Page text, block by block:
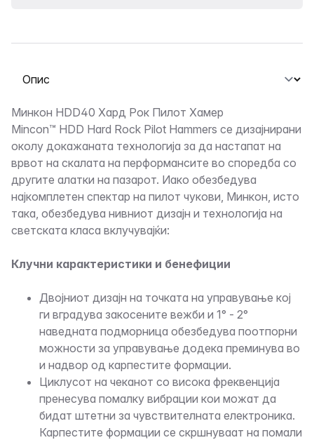
Изберете таб
Опис
Минкон HDD40 Хард Рок Пилот Хамер
Mincon™ HDD Hard Rock Pilot Hammers се дизајнирани
околу докажаната технологија за да настапат на
врвот на скалата на перформансите во споредба со
другите алатки на пазарот. Иако обезбедува
најкомплетен спектар на пилот чукови, Минкон, исто
така, обезбедува нивниот дизајн и технологија на
светската класа вклучувајќи:
Клучни карактеристики и бенефиции
Двојниот дизајн на точката на управување кој
ги вградува закосените вежби и 1° - 2°
наведната подморница обезбедува поотпорни
можности за управување додека преминува во
и надвор од карпестите формации.
Циклусот на чеканот со висока фреквенција
пренесува помалку вибрации кои можат да
бидат штетни за чувствителната електроника.
Карпестите формации се скршнуваат на помали